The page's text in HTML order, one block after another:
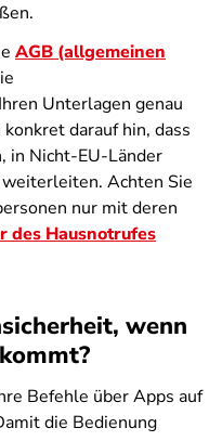
AGB (allgemeinen
Unterlagen genau
darauf hin, dass
in Nicht-EU-Länder
Achten Sie
nur mit deren
des Hausnotrufes
wenn
Befehle über Apps auf
die Bedienung